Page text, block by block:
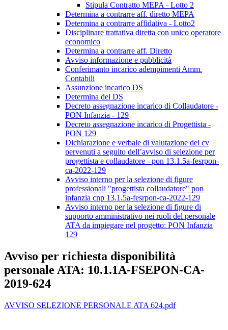
Stipula Contratto MEPA - Lotto 2
Determina a contrarre aff. diretto MEPA
Determina a contrarre affidativa - Lotto2
Disciplinare trattativa diretta con unico operatore
economico
Determina a contrarre aff. Diretto
Avviso informazione e pubblicità
Conferimanto incarico adempimenti Amm.
Contabili
Assunzione incarico DS
Determina del DS
Decreto assegnazione incarico di Collaudatore -
PON Infanzia - 129
Decreto assegnazione incarico di Progettista -
PON 129
Dichiarazione e verbale di valutazione dei cv
pervenuti a seguito dell’avviso di selezione per
progettista e collaudatore - pon 13.1.5a-fesrpon-
ca-2022-129
Avviso interno per la selezione di figure
professionali "progettista collaudatore" pon
infanzia cnp 13.1.5a-fesrpon-ca-2022-129
Avviso interno per la selezione di figure di
supporto amministrativo nei ruoli del personale
ATA da impiegare nel progetto: PON Infanzia
129
Avviso per richiesta disponibilità
personale ATA: 10.1.1A-FSEPON-CA-
2019-624
AVVISO SELEZIONE PERSONALE ATA 624.pdf